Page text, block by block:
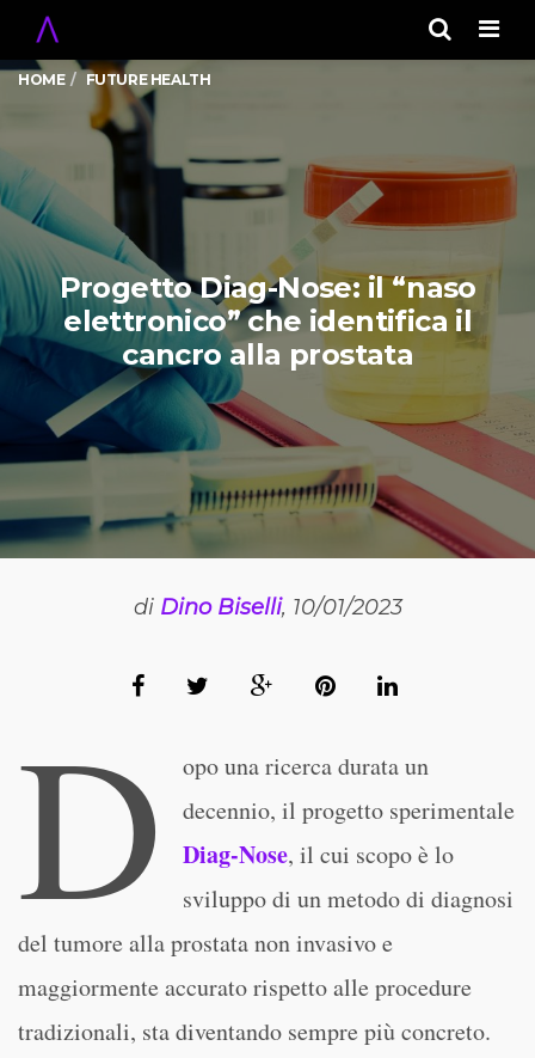
HOME FUTURE HEALTH
Progetto Diag-Nose: il “naso
elettronico” che identifica il
cancro alla prostata
di Dino Biselli, 10/01/2023
D
opo una ricerca durata un
decennio, il progetto sperimentale
Diag-Nose, il cui scopo è lo
sviluppo di un metodo di diagnosi
del tumore alla prostata non invasivo e
maggiormente accurato rispetto alle procedure
tradizionali, sta diventando sempre più concreto.